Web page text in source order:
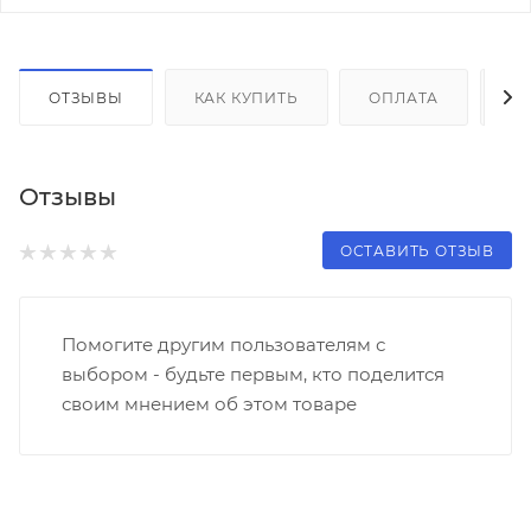
ОТЗЫВЫ КАК КУПИТЬ ОПЛАТА
Отзывы
ОСТАВИТЬ ОТЗЫВ
Помогите другим пользователям с
выбором - будьте первым, кто поделится
своим мнением об этом товаре